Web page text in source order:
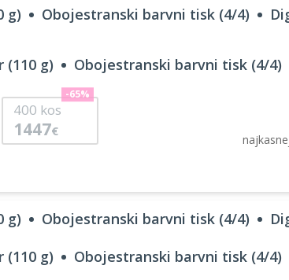
g) Obojestranski barvni tisk (4/4)
(110 g) Obojestranski barvni tisk (4/4)
400 kos
1447€
-65%
g) Obojestranski barvni tisk (4/4)
(110 g) Obojestranski barvni tisk (4/4)